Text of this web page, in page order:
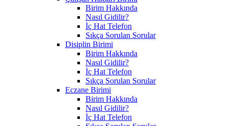
Birim Hakkında
Nasıl Gidilir?
İç Hat Telefon
Sıkça Sorulan Sorular
Disiplin Birimi
Birim Hakkında
Nasıl Gidilir?
İç Hat Telefon
Sıkça Sorulan Sorular
Eczane Birimi
Birim Hakkında
Nasıl Gidilir?
İç Hat Telefon